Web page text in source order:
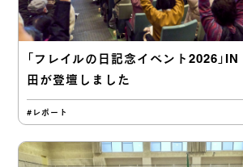
「フレイルの日記念イベント2026」
田が登壇しました
#レポート